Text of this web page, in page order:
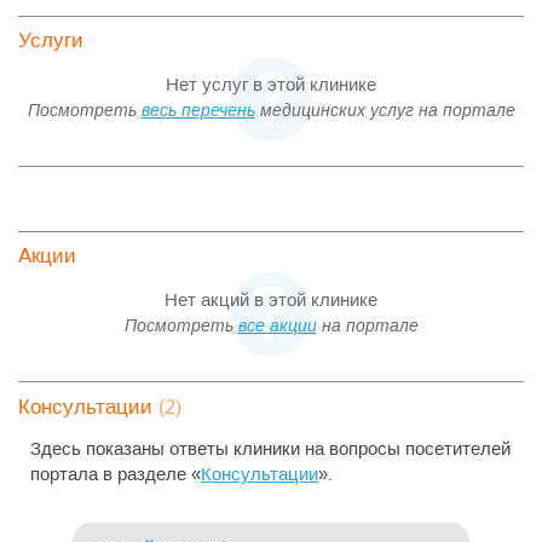
Услуги
Нет услуг в этой клинике
Посмотреть весь переченьмедицинских услуг на портале
Акции
Нет акций в этой клинике
Посмотреть все акциина портале
Консультации (2)
Здесь показаны ответы клиники на вопросы посетителей
портала в разделе «Консультации».